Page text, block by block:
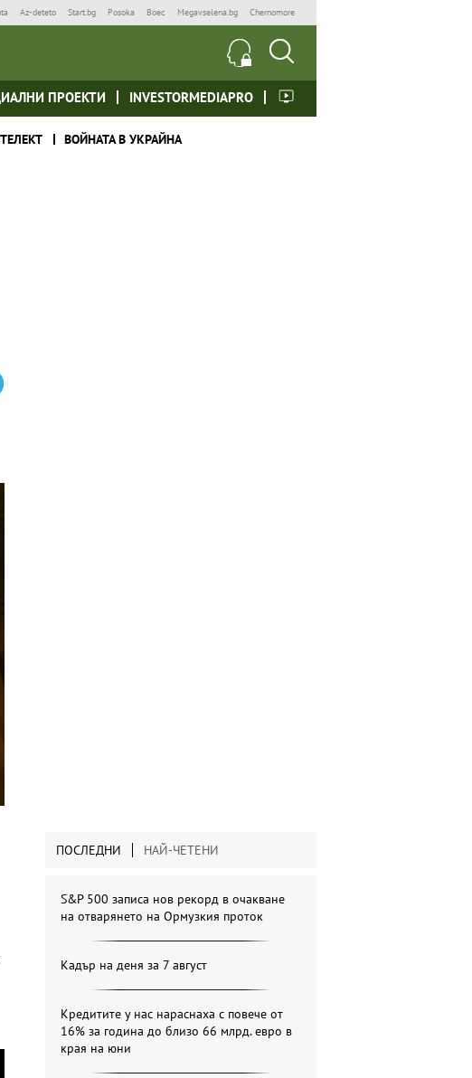
Az-deteto Start.bg Posoka Boec Megavselena.bg Chernomore
ПРОЕКТИ INVESTORMEDIAPRO
ВОЙНАТА В УКРАЙНА
ПОСЛЕДНИ НАЙ-ЧЕТЕНИ
S&P 500 записа нов рекорд в очакване
на отварянето на Ормузкия проток
Кадър на деня за 7 август
Кредитите у нас нараснаха с повече от
16% за година до близо 66 млрд. евро в
края на юни